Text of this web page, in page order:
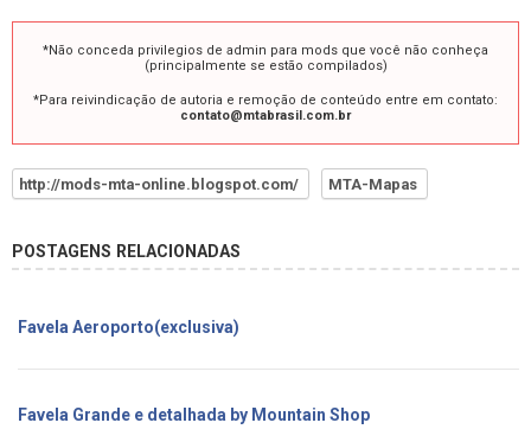
*Não conceda privilegios de admin para mods que você não conheça
(principalmente se estão compilados)
*Para reivindicação de autoria e remoção de conteúdo entre em contato:
contato@mtabrasil.com.br
http://mods-mta-online.blogspot.com/ MTA-Mapas
POSTAGENS RELACIONADAS
Favela Aeroporto(exclusiva)
Favela Grande e detalhada by Mountain Shop